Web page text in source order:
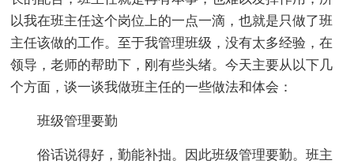
以我在班主任这个岗位上的一点一滴，也就是只做了班
主任该做的工作。至于我管理班级，没有太多经验，在
领导，老师的帮助下，刚有些头绪。今天主要从以下几
个方面，谈一谈我做班主任的一些做法和体会：
班级管理要勤
俗话说得好，勤能补拙。因此班级管理要勤。班主